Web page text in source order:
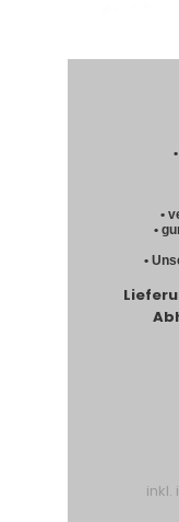
•
•
•
inkl.